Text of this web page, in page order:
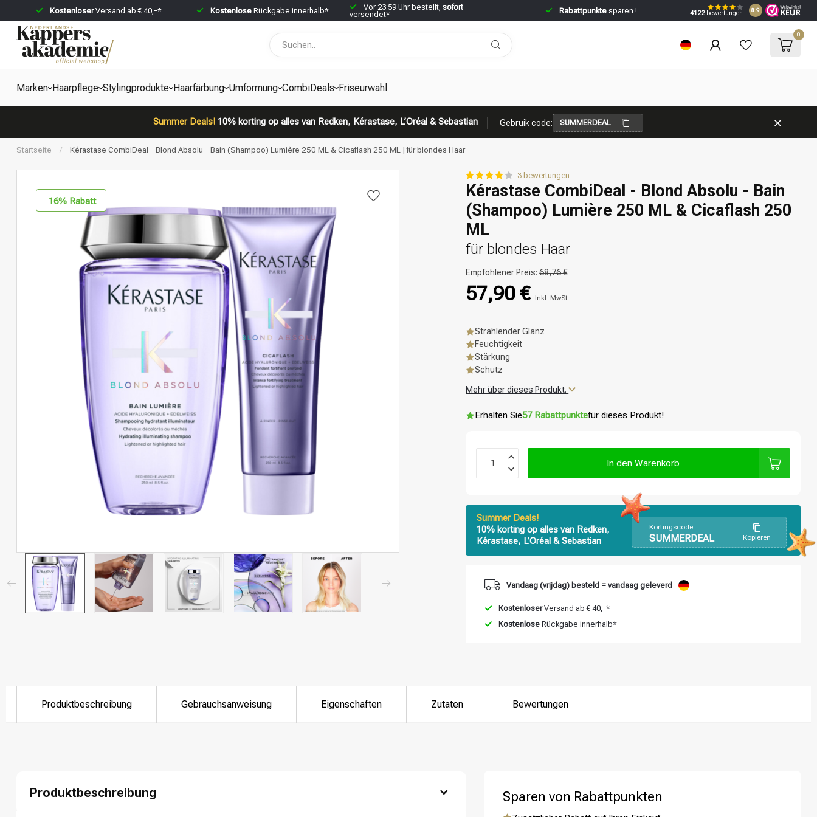
KostenloserVersand ab € 40,-* Kostenlose Rückgabe innerhalb* Vor 23:59 Uhr bestellt, sofort
versendet*
Rabattpunktesparen ! 4122bewertungen 8.9
0
Marken Haarpflege Stylingprodukte Haarfärbung Umformung CombiDeals Friseurwahl
Summer Deals!10% korting op alles van Redken, Kérastase, L’Oréal & Sebastian Gebruik code: SUMMERDEAL
Startseite / Kérastase CombiDeal - Blond Absolu - Bain (Shampoo) Lumière 250 ML & Cicaflash 250 ML | für blondes Haar
16% Rabatt
3 bewertungen
Kérastase CombiDeal - Blond Absolu - Bain
(Shampoo) Lumière 250 ML & Cicaflash 250
ML
für blondes Haar
Empfohlener Preis:68,76 €
57,90 € Inkl. MwSt.
Strahlender Glanz
Feuchtigkeit
Stärkung
Schutz
Mehr über dieses Produkt.
Erhalten Sie57 Rabattpunktefür dieses Produkt!
In den Warenkorb
Summer Deals!
10% korting op alles van Redken,
Kérastase, L’Oréal & Sebastian
Kortingscode
SUMMERDEAL Kopieren
Vandaag (vrijdag) besteld = vandaag geleverd
KostenloserVersand ab € 40,-*
Kostenlose Rückgabe innerhalb*
Produktbeschreibung Gebrauchsanweisung Eigenschaften Zutaten Bewertungen
Produktbeschreibung Sparen von Rabattpunkten